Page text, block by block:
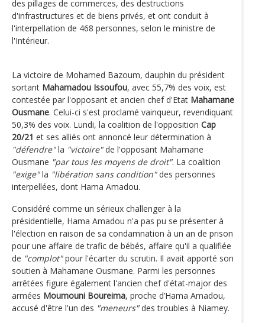
des pillages de commerces, des destructions
d'infrastructures et de biens privés, et ont conduit à
l'interpellation de 468 personnes, selon le ministre de
l'Intérieur.
La victoire de Mohamed Bazoum, dauphin du président
sortant Mahamadou Issoufou, avec 55,7% des voix, est
contestée par l'opposant et ancien chef d'Etat Mahamane
Ousmane. Celui-ci s'est proclamé vainqueur, revendiquant
50,3% des voix. Lundi, la coalition de l'opposition Cap
20/21 et ses alliés ont annoncé leur détermination à
"défendre"la "victoire"de l'opposant Mahamane
Ousmane "par tous les moyens de droit". La coalition
"exige"la "libération sans condition"des personnes
interpellées, dont Hama Amadou.
Considéré comme un sérieux challenger à la
présidentielle, Hama Amadou n'a pas pu se présenter à
l'élection en raison de sa condamnation à un an de prison
pour une affaire de trafic de bébés, affaire qu'il a qualifiée
de "complot"pour l'écarter du scrutin. Il avait apporté son
soutien à Mahamane Ousmane. Parmi les personnes
arrêtées figure également l'ancien chef d'état-major des
armées Moumouni Boureima, proche d’Hama Amadou,
accusé d'être l'un des "meneurs"des troubles à Niamey.